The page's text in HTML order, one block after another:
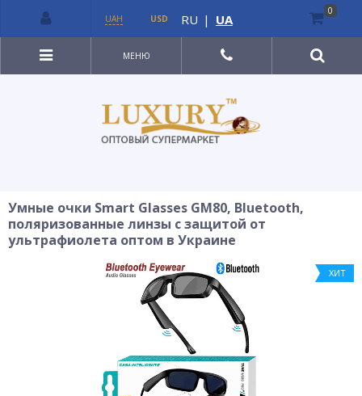
МЕНЮ
Умные очки Smart Glasses GM80, Bluetooth,
поляризованные линзы с защитой от
ультрафиолета оптом в Украине
ХИТ
UAH USD RU | UA
0